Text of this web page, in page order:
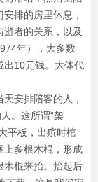
排的房里休息，
者的关系，以及
年），大多数
出10元钱。大体代
安排陪客的人，
。这所谓“架
平板，出殡时棺
上多根木棍，形成
木棍来抬。抬起后